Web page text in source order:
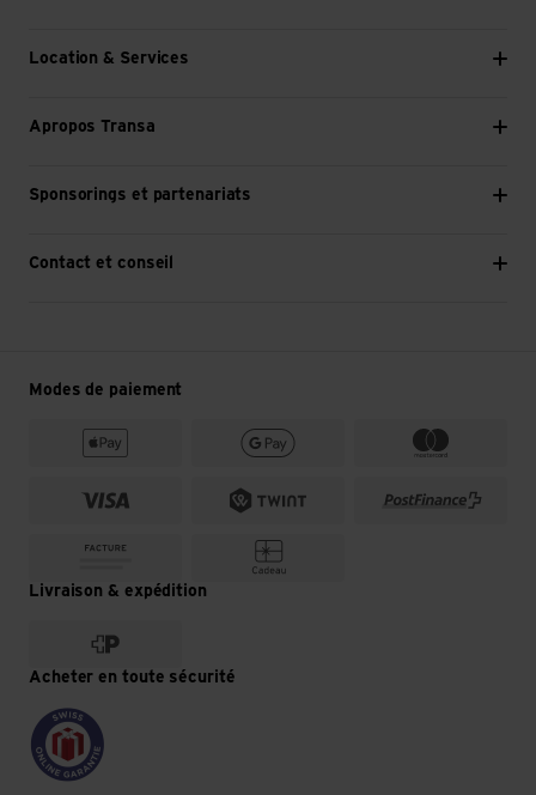
Location & Services
Apropos Transa
Sponsorings et partenariats
Contact et conseil
Modes de paiement
Livraison & expédition
Acheter en toute sécurité